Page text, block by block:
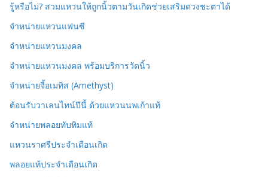
รู้หรือไม่? สวมแหวนให้ถูกนิ้วตามวันเกิดช่วยเสริมดวงชะตาได้
จำหน่ายแหวนแฟนซี
จำหน่ายแหวนมงคล
จำหน่ายแหวนมงคล พร้อมบริการวัดนิ้ว
จำหน่ายจี้อเมทิส (Amethyst)
ต้อนรับวาเลนไทน์ปีนี้ ด้วยแหวนนพเก้าแท้
จำหน่ายพลอยทับทิมแท้
แหวนราศรีประจำเดือนเกิด
พลอยแท้ประจำเดือนเกิด